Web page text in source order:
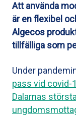
Att använda
är en flexibel
Algecos
tillfälliga som
Under
pass vid covid-
Dalarnas